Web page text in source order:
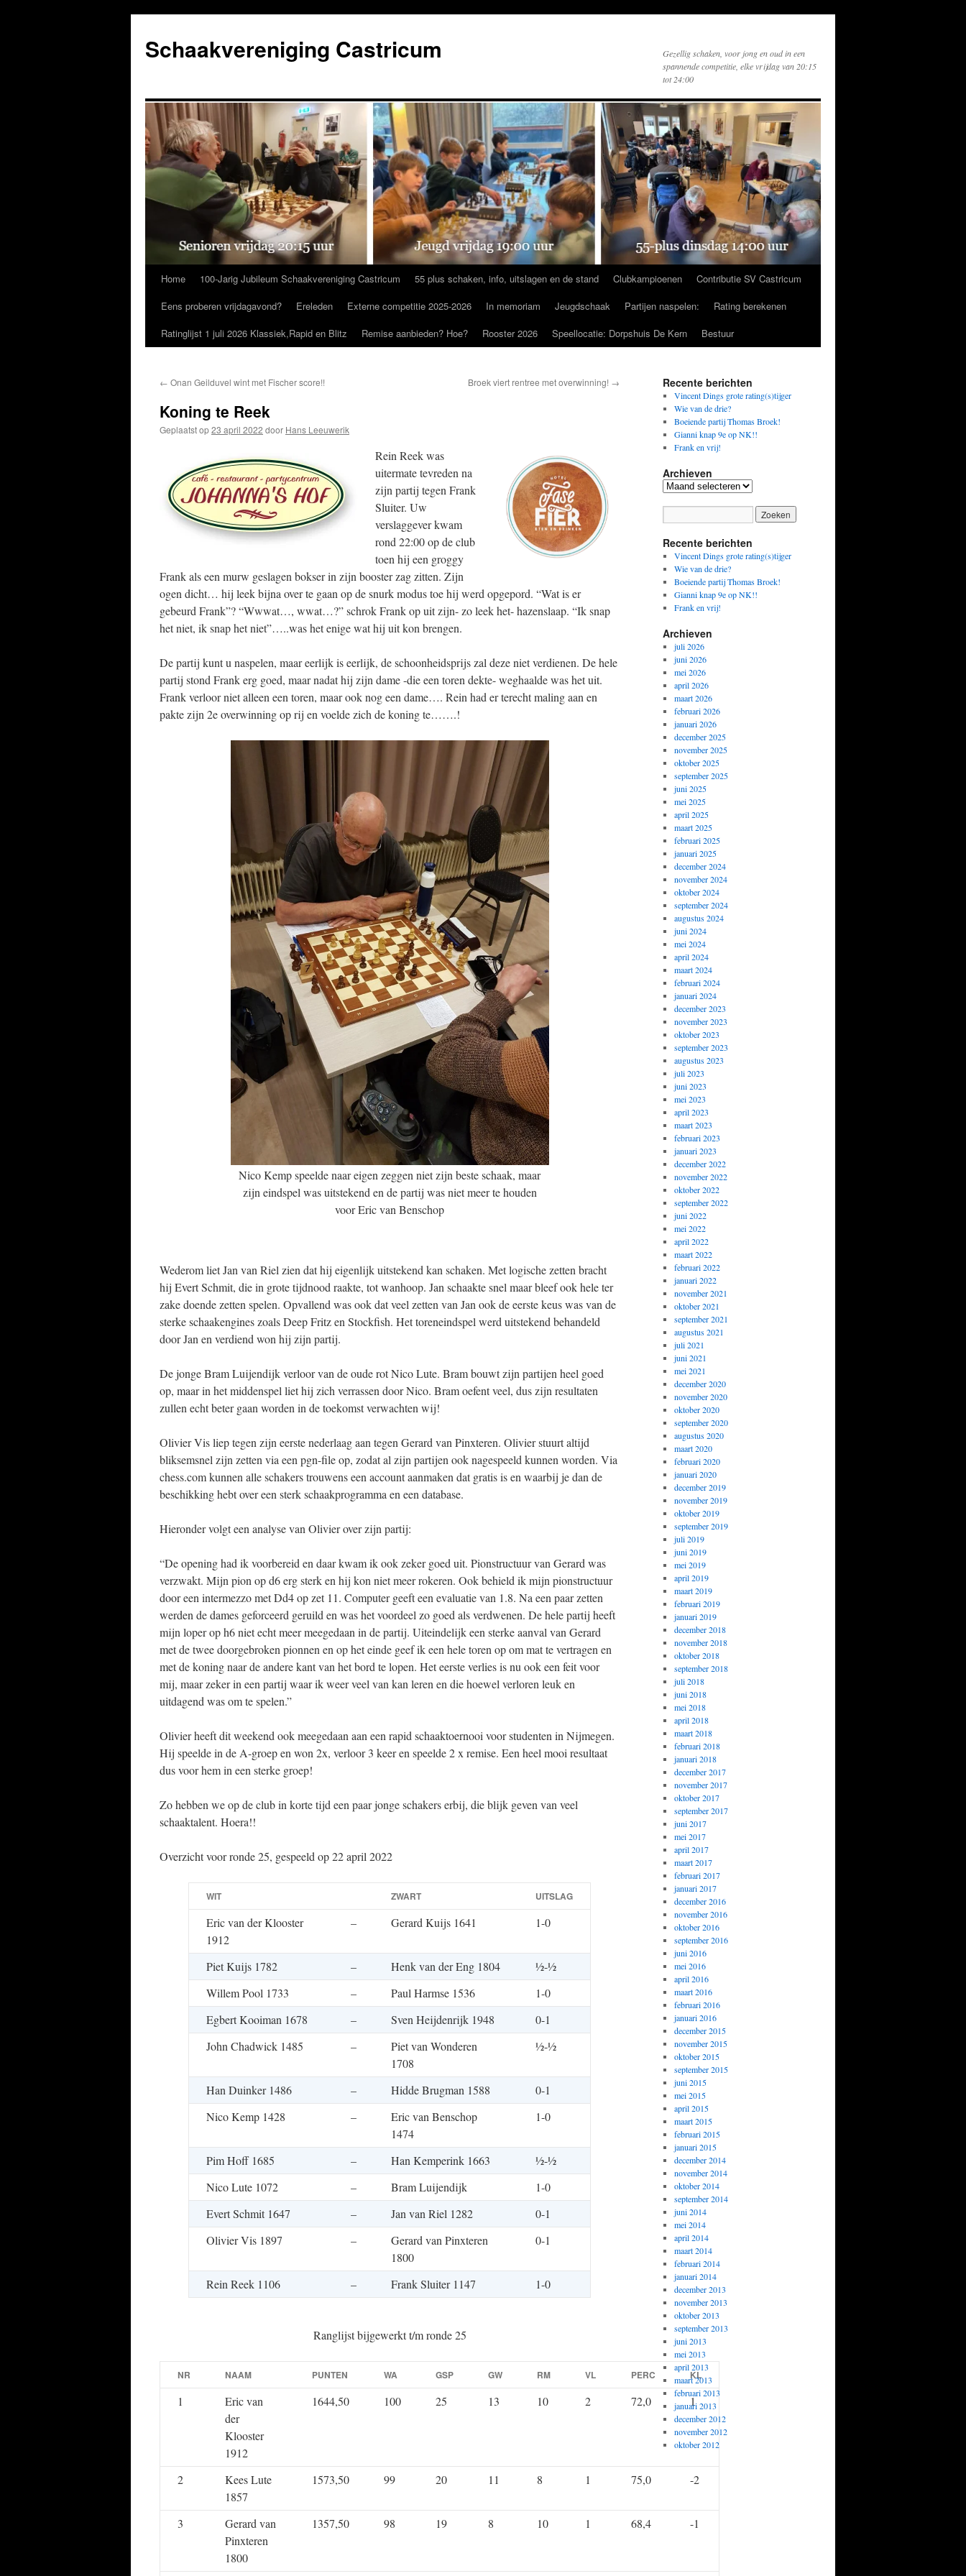
de
inhoud
Schaakvereniging Castricum
Gezellig schaken, voor jong en oud in een
spannende competitie, elke vrijdag van 20:15
tot 24:00
Home 100-Jarig Jubileum Schaakvereniging Castricum 55 plus schaken, info, uitslagen en de stand Clubkampioenen
Contributie SV Castricum
Eens proberen vrijdagavond?
Ereleden Externe competitie 2025-2026 In memoriam Jeugdschaak Partijen naspelen:
Rating berekenen
Ratinglijst 1 juli 2026 Klassiek,Rapid en Blitz
Remise aanbieden? Hoe? Rooster 2026 Speellocatie: Dorpshuis De Kern Bestuur
← Onan Geilduvel wint met Fischer score!! Broek viert rentree met overwinning! →
Koning te Reek
Geplaatst op23 april 2022 door Hans Leeuwerik
Rein Reek was
uitermate tevreden na
zijn partij tegen Frank
Sluiter. Uw
verslaggever kwam
rond 22:00 op de club
toen hij een groggy
Frank als een murw geslagen bokser in zijn booster zag zitten. Zijn
ogen dicht… hij leek bijna over te gaan op de snurk modus toe hij werd opgepord. “Wat is er
gebeurd Frank”? “Wwwat…, wwat…?” schrok Frank op uit zijn- zo leek het- hazenslaap. “Ik snap
het niet, ik snap het niet”…..was het enige wat hij uit kon brengen.
De partij kunt u naspelen, maar eerlijk is eerlijk, de schoonheidsprijs zal deze niet verdienen. De hele
partij stond Frank erg goed, maar nadat hij zijn dame -die een toren dekte- weghaalde was het uit.
Frank verloor niet alleen een toren, maar ook nog een dame…. Rein had er terecht maling aan en
pakte zijn 2e overwinning op rij en voelde zich de koning te…….!
Nico Kemp speelde naar eigen zeggen niet zijn beste schaak, maar
zijn eindspel was uitstekend en de partij was niet meer te houden
voor Eric van Benschop
Wederom liet Jan van Riel zien dat hij eigenlijk uitstekend kan schaken. Met logische zetten bracht
hij Evert Schmit, die in grote tijdnood raakte, tot wanhoop. Jan schaakte snel maar bleef ook hele ter
zake doende zetten spelen. Opvallend was ook dat veel zetten van Jan ook de eerste keus was van de
sterke schaakengines zoals Deep Fritz en Stockfish. Het toreneindspel werd uitstekend behandeld
door Jan en verdiend won hij zijn partij.
De jonge Bram Luijendijk verloor van de oude rot Nico Lute. Bram bouwt zijn partijen heel goed
op, maar in het middenspel liet hij zich verrassen door Nico. Bram oefent veel, dus zijn resultaten
zullen echt beter gaan worden in de toekomst verwachten wij!
Olivier Vis liep tegen zijn eerste nederlaag aan tegen Gerard van Pinxteren. Olivier stuurt altijd
bliksemsnel zijn zetten via een pgn-file op, zodat al zijn partijen ook nagespeeld kunnen worden. Via
chess.com kunnen alle schakers trouwens een account aanmaken dat gratis is en waarbij je dan de
beschikking hebt over een sterk schaakprogramma en een database.
Hieronder volgt een analyse van Olivier over zijn partij:
“De opening had ik voorbereid en daar kwam ik ook zeker goed uit. Pionstructuur van Gerard was
verzwakt. Mijn pion op d6 erg sterk en hij kon niet meer rokeren. Ook behield ik mijn pionstructuur
door een intermezzo met Dd4 op zet 11. Computer geeft een evaluatie van 1.8. Na een paar zetten
werden de dames geforceerd geruild en was het voordeel zo goed als verdwenen. De hele partij heeft
mijn loper op h6 niet echt meer meegedaan in de partij. Uiteindelijk een sterke aanval van Gerard
met de twee doorgebroken pionnen en op het einde geef ik een hele toren op om mat te vertragen en
met de koning naar de andere kant van het bord te lopen. Het eerste verlies is nu ook een feit voor
mij, maar zeker in een partij waar ik weer veel van kan leren en die hoewel verloren leuk en
uitdagend was om te spelen.”
Olivier heeft dit weekend ook meegedaan aan een rapid schaaktoernooi voor studenten in Nijmegen.
Hij speelde in de A-groep en won 2x, verloor 3 keer en speelde 2 x remise. Een heel mooi resultaat
dus voor hem in een sterke groep!
Zo hebben we op de club in korte tijd een paar jonge schakers erbij, die blijk geven van veel
schaaktalent. Hoera!!
Overzicht voor ronde 25, gespeeld op 22 april 2022
WIT ZWART UITSLAG
Eric van der Klooster
1912
– Gerard Kuijs 1641 1-0
Piet Kuijs 1782 – Henk van der Eng 1804
½-½
Willem Pool 1733
– Paul Harmse 1536
1-0
Egbert Kooiman 1678
– Sven Heijdenrijk 1948
0-1
John Chadwick 1485
–
Piet van Wonderen
1708
½-½
Han Duinker 1486 – Hidde Brugman 1588
0-1
Nico Kemp 1428
–
Eric van Benschop
1474
1-0
Pim Hoff 1685 – Han Kemperink 1663
½-½
Nico Lute 1072
– Bram Luijendijk
1-0
Evert Schmit 1647
– Jan van Riel 1282
0-1
Olivier Vis 1897
–
Gerard van Pinxteren
1800
0-1
Rein Reek 1106 – Frank Sluiter 1147 1-0
Ranglijst bijgewerkt t/m ronde 25
NR NAAM PUNTEN WA GSP GW RM VL PERC KL
1
Eric van
der
Klooster
1912
1644,50 100 25 13 10 2 72,0 1
2
Kees Lute
1857
1573,50 99 20 11 8 1 75,0 -2
3
Gerard van
Pinxteren
1800
1357,50 98 19 8 10 1 68,4 -1
Recente berichten
Vincent Dings grote rating(s)tijger
Wie van de drie?
Boeiende partij Thomas Broek!
Gianni knap 9e op NK!!
Frank en vrij!
Archieven
Archieven
Recente berichten
Vincent Dings grote rating(s)tijger
Wie van de drie?
Boeiende partij Thomas Broek!
Gianni knap 9e op NK!!
Frank en vrij!
Archieven
juli 2026
juni 2026
mei 2026
april 2026
maart 2026
februari 2026
januari 2026
december 2025
november 2025
oktober 2025
september 2025
juni 2025
mei 2025
april 2025
maart 2025
februari 2025
januari 2025
december 2024
november 2024
oktober 2024
september 2024
augustus 2024
juni 2024
mei 2024
april 2024
maart 2024
februari 2024
januari 2024
december 2023
november 2023
oktober 2023
september 2023
augustus 2023
juli 2023
juni 2023
mei 2023
april 2023
maart 2023
februari 2023
januari 2023
december 2022
november 2022
oktober 2022
september 2022
juni 2022
mei 2022
april 2022
maart 2022
februari 2022
januari 2022
november 2021
oktober 2021
september 2021
augustus 2021
juli 2021
juni 2021
mei 2021
december 2020
november 2020
oktober 2020
september 2020
augustus 2020
maart 2020
februari 2020
januari 2020
december 2019
november 2019
oktober 2019
september 2019
juli 2019
juni 2019
mei 2019
april 2019
maart 2019
februari 2019
januari 2019
december 2018
november 2018
oktober 2018
september 2018
juli 2018
juni 2018
mei 2018
april 2018
maart 2018
februari 2018
januari 2018
december 2017
november 2017
oktober 2017
september 2017
juni 2017
mei 2017
april 2017
maart 2017
februari 2017
januari 2017
december 2016
november 2016
oktober 2016
september 2016
juni 2016
mei 2016
april 2016
maart 2016
februari 2016
januari 2016
december 2015
november 2015
oktober 2015
september 2015
juni 2015
mei 2015
april 2015
maart 2015
februari 2015
januari 2015
december 2014
november 2014
oktober 2014
september 2014
juni 2014
mei 2014
april 2014
maart 2014
februari 2014
januari 2014
december 2013
november 2013
oktober 2013
september 2013
juni 2013
mei 2013
april 2013
maart 2013
februari 2013
januari 2013
december 2012
november 2012
oktober 2012